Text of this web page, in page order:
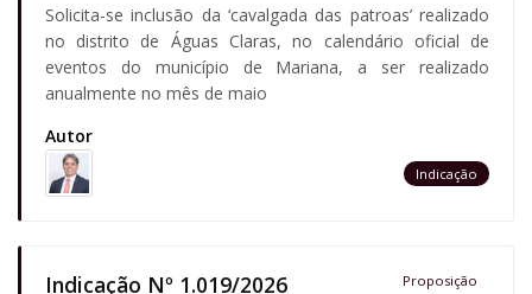
Solicita-se inclusão da ‘cavalgada das patroas’ realizado
no distrito de Águas Claras, no calendário oficial de
eventos do município de Mariana, a ser realizado
anualmente no mês de maio
Autor
Indicação
Indicação Nº 1.019/2026 Proposição